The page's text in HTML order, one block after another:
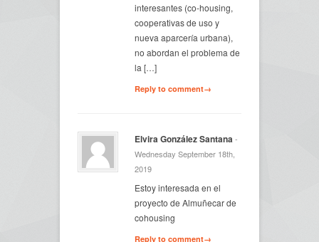
interesantes (co-housing,
cooperativas de uso y
nueva aparcería urbana),
no abordan el problema de
la […]
Reply to comment→
Elvira González Santana-
Wednesday September 18th,
2019
Estoy interesada en el
proyecto de Almuñecar de
cohousing
Reply to comment→